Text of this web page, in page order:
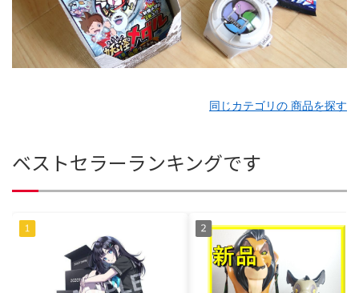
同じカテゴリの 商品を探す
ベストセラーランキングです